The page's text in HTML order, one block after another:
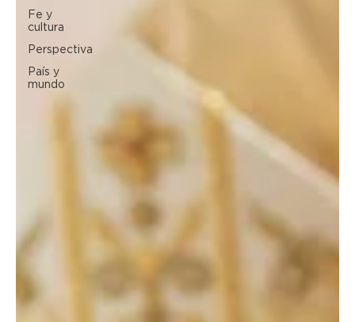
Fe y
cultura
Perspectiva
País y
mundo